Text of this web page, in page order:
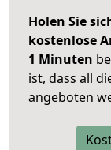
Holen Sie
kostenlose
1 Minuten
ist, dass all
angeboten